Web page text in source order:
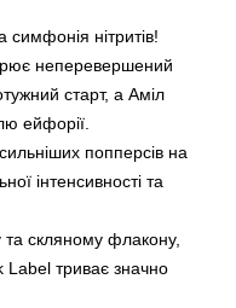
нітритів!
неперевершений
старт, а Аміл
ейфорії.
попперсів на
інтенсивності та
та скляному флакону,
Label триває значно